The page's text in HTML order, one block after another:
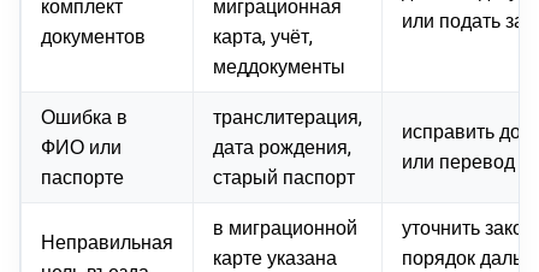
комплект
документов
миграционная
карта, учёт,
меддокументы
или подать
Ошибка в
ФИО или
паспорте
транслитерация,
дата рождения,
старый паспорт
исправить
или перевод
Неправильная
в миграционной
карте указана
уточнить
порядок